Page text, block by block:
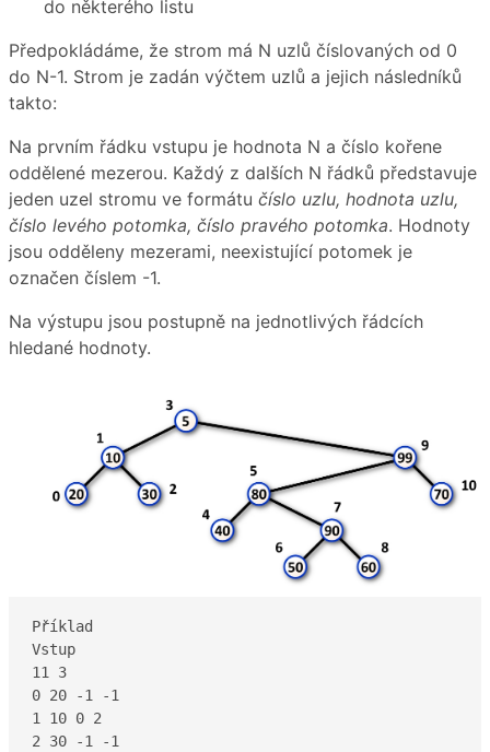
do některého listu
Předpokládáme, že strom má N uzlů číslovaných od 0
do N-1. Strom je zadán výčtem uzlů a jejich následníků
takto:
Na prvním řádku vstupu je hodnota N a číslo kořene
oddělené mezerou. Každý z dalších N řádků představuje
jeden uzel stromu ve formátu číslo uzlu, hodnota uzlu,
číslo levého potomka, číslo pravého potomka. Hodnoty
jsou odděleny mezerami, neexistující potomek je
označen číslem -1.
Na výstupu jsou postupně na jednotlivých řádcích
hledané hodnoty.
Příklad
Vstup
11 3
0 20 -1 -1
1 10 0 2
2 30 -1 -1